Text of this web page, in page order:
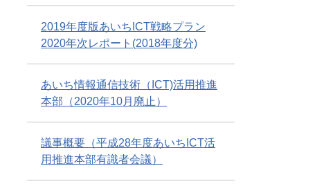
2019年度版あいちICT戦略プラン
2020年次レポート(2018年度分)
あいち情報通信技術（ICT)活用推進
本部（2020年10月廃止）
議事概要（平成28年度あいちICT活
用推進本部有識者会議）